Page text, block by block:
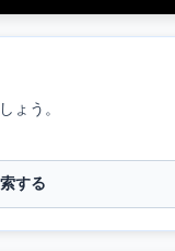
ょう。
する